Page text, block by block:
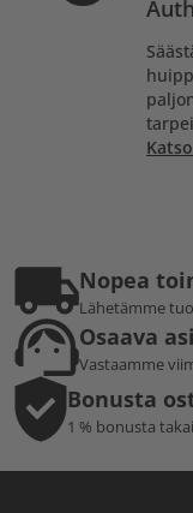
Nopea
Lähetämme
Osaava
Vastaamme
Bonusta
1 % bonusta